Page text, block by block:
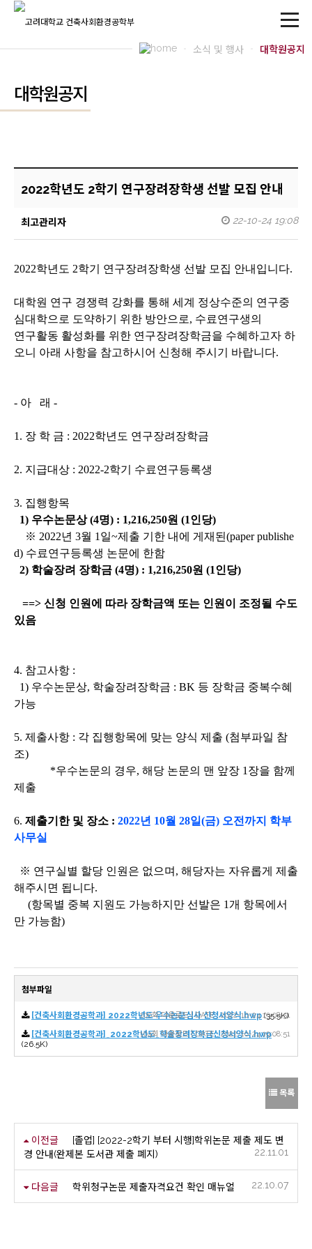
소식 및 행사 대학원공지
대학원공지
2022학년도 2학기 연구장려장학생 선발 모집 안내
최고관리자 22-10-24 19:08
2022학년도 2학기 연구장려장학생 선발 모집 안내입니다.
대학원 연구 경쟁력 강화를 통해 세계 정상수준의 연구중
심대학으로 도약하기 위한 방안으로, 수료연구생의
연구활동 활성화를 위한 연구장려장학금을 수혜하고자 하
오니 아래 사항을 참고하시어 신청해 주시기 바랍니다.
- 아 래 -
1. 장 학 금 : 2022학년도 연구장려장학금
2. 지급대상 : 2022-2학기 수료연구등록생
3. 집행항목
1) 우수논문상(4명) : 1,216,250원 (1인당)
※ 2022년 3월 1 일~제출 기한 내에 게재된 (paper publishe
d) 수료연구등록생 논문에 한함
2) 학술장려 장학금 (4명) : 1,216,250원 (1인당)
==> 신청 인원에 따라 장학금액 또는 인원이 조정될 수도
있음
4. 참고사항 :
1) 우수논문상, 학술장려장학금 : BK 등 장학금 중복수혜
가능
5. 제출사항 : 각 집행항목에 맞는 양식 제출 (첨부파일 참
조)
*우수논문의 경우, 해당 논문의 맨 앞장 1 장을 함께
제출
6. 제출기한 및 장소 : 2022년 10월 28일(금) 오전까지 학부
사무실
※ 연구실별 할당 인원은 없으며 , 해당자는 자유롭게 제출
해주시면 됩니다.
(항목별 중복 지원도 가능하지만 선발은 1개 항목에서
만 가능함)
첨부파일
[건축사회환경공학과] 2022학년도 우수논문심사 신청서양식.hwp(35.5K)
100회 다운로드 | DATE : 2022-10-24 19:08:51
[건축사회환경공학과]_2022학년도_학술장려장학금신청서양식.hwp
(26.5K)
104회 다운로드 | DATE : 2022-10-24 19:08:51
목록
이전글
[졸업] [2022-2학기 부터 시행]학위논문 제출 제도 변
경 안내(완제본 도서관 제출 폐지)
22.11.01
다음글 학위청구논문 제출자격요건 확인 매뉴얼 22.10.07